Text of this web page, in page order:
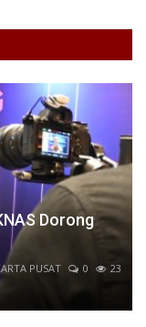
Dorong
PUSAT 0
23